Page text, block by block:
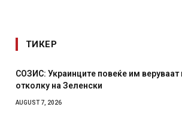
ТИКЕР
СОЗИС: Украинците повеќе им веруваат
отколку на Зеленски
AUGUST 7, 2026